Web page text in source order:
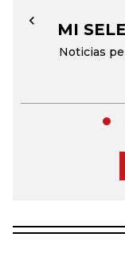
MI
Noticias
←